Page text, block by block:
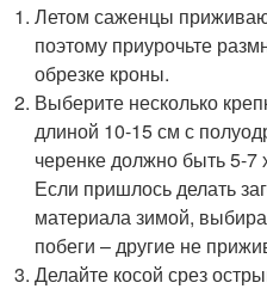
Летом саженцы
поэтому приурочьте
обрезке кроны.
Выберите несколько
длиной 10-15 см с
черенке должно быть 5-7
Если пришлось делать
материала зимой,
побеги – другие не
Делайте косой срез